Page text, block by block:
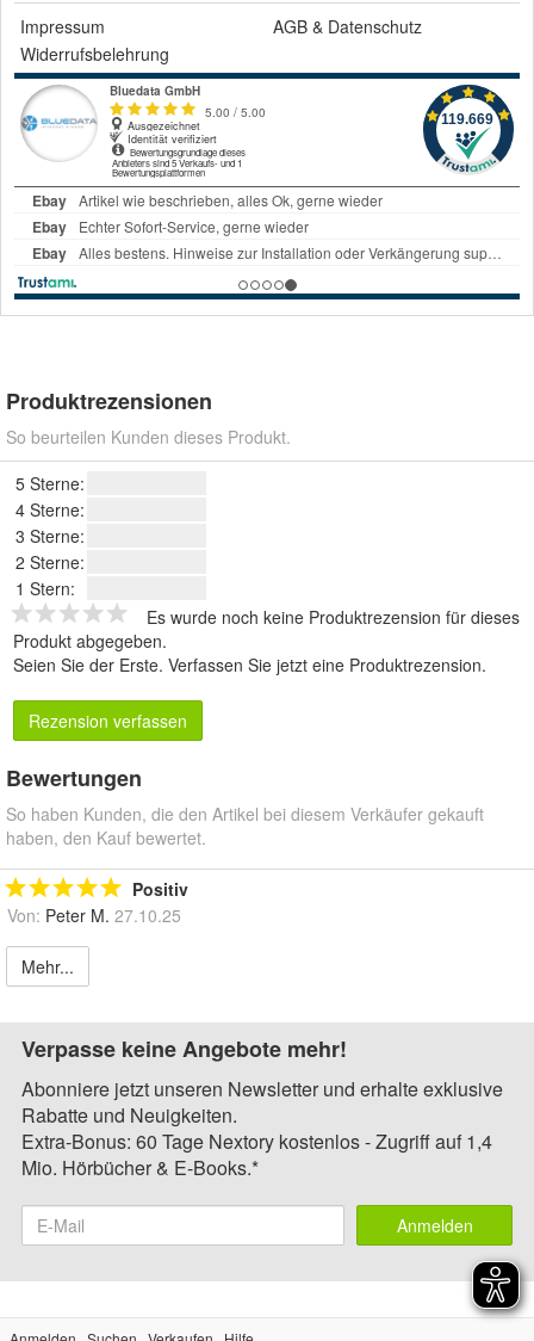
Impressum
AGB & Datenschutz
Widerrufsbelehrung
Produktrezensionen
So beurteilen Kunden dieses Produkt.
5 Sterne:
4 Sterne:
3 Sterne:
2 Sterne:
1 Stern:
Es wurde noch keine Produktrezension für dieses
Produkt abgegeben.
Seien Sie der Erste. Verfassen Sie jetzt eine Produktrezension.
Rezension verfassen
Bewertungen
So haben Kunden, die den Artikel bei diesem Verkäufer gekauft
haben, den Kauf bewertet.
Positiv
Von: Peter M. 27.10.25
Mehr...
Verpasse keine Angebote mehr!
Abonniere jetzt unseren Newsletter und erhalte exklusive
Rabatte und Neuigkeiten.
Extra-Bonus: 60 Tage Nextory kostenlos - Zugriff auf 1,4
Mio. Hörbücher & E-Books.*
Anmelden